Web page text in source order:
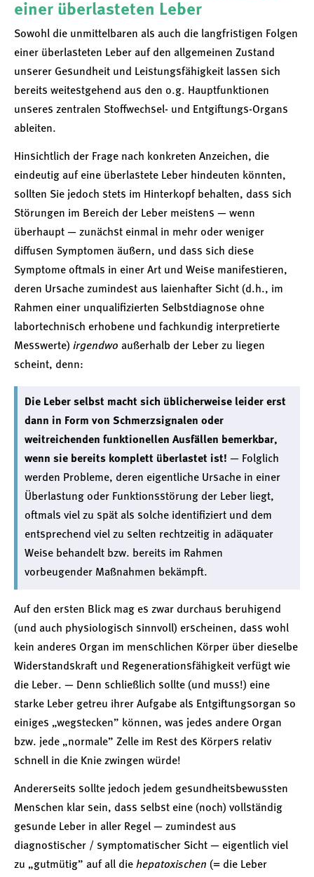
einer überlasteten Leber
Sowohl die unmittelbaren als auch die langfristigen Folgen
einer überlasteten Leber auf den allgemeinen Zustand
unserer Gesundheit und Leistungsfähigkeit lassen sich
bereits weitestgehend aus den o.g. Hauptfunktionen
unseres zentralen Stoffwechsel- und Entgiftungs-Organs
ableiten.
Hinsichtlich der Frage nach konkreten Anzeichen, die
eindeutig auf eine überlastete Leber hindeuten könnten,
sollten Sie jedoch stets im Hinterkopf behalten, dass sich
Störungen im Bereich der Leber meistens — wenn
überhaupt — zunächst einmal in mehr oder weniger
diffusen Symptomen äußern, und dass sich diese
Symptome oftmals in einer Art und Weise manifestieren,
deren Ursache zumindest aus laienhafter Sicht (d.h., im
Rahmen einer unqualifizierten Selbstdiagnose ohne
labortechnisch erhobene und fachkundig interpretierte
Messwerte) irgendwo außerhalb der Leber zu liegen
scheint, denn:
Die Leber selbst macht sich üblicherweise leider erst
dann in Form von Schmerzsignalen oder
weitreichenden funktionellen Ausfällen bemerkbar,
wenn sie bereits komplett überlastet ist! — Folglich
werden Probleme, deren eigentliche Ursache in einer
Überlastung oder Funktionsstörung der Leber liegt,
oftmals viel zu spät als solche identifiziert und dem
entsprechend viel zu selten rechtzeitig in adäquater
Weise behandelt bzw. bereits im Rahmen
vorbeugender Maßnahmen bekämpft.
Auf den ersten Blick mag es zwar durchaus beruhigend
(und auch physiologisch sinnvoll) erscheinen, dass wohl
kein anderes Organ im menschlichen Körper über dieselbe
Widerstandskraft und Regenerationsfähigkeit verfügt wie
die Leber. — Denn schließlich sollte (und muss!) eine
starke Leber getreu ihrer Aufgabe als Entgiftungsorgan so
einiges „wegstecken” können, was jedes andere Organ
bzw. jede „normale” Zelle im Rest des Körpers relativ
schnell in die Knie zwingen würde!
Andererseits sollte jedoch jedem gesundheitsbewussten
Menschen klar sein, dass selbst eine (noch) vollständig
gesunde Leber in aller Regel — zumindest aus
diagnostischer / symptomatischer Sicht — eigentlich viel
zu „gutmütig” auf all die hepatoxischen (= die Leber